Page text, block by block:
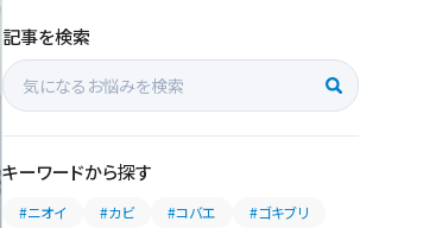
記事を検索
キーワードから探す
#ニオイ #カビ #コバエ
#ゴキブリ